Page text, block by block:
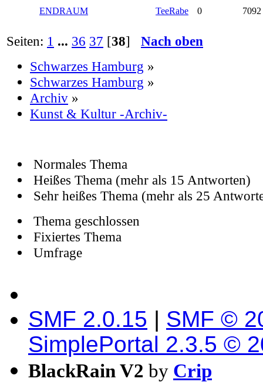
ENDRAUM TeeRabe 0 7092
Seiten: 1 ... 36 37 [38] Nach oben
Schwarzes Hamburg »
Schwarzes Hamburg »
Archiv »
Kunst & Kultur -Archiv-
Normales Thema
Heißes Thema (mehr als 15 Antworten)
Sehr heißes Thema (mehr als 25
Thema geschlossen
Fixiertes Thema
Umfrage
SMF 2.0.15 | SMF ©
SimplePortal 2.3.5 ©
BlackRain V2 by Crip